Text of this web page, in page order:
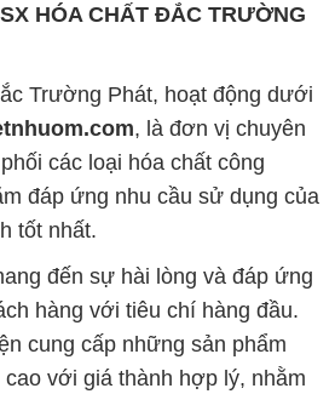
các loại hóa chất công
đáp ứng nhu cầu sử dụng của
tốt nhất.
đến sự hài lòng và đáp ứng
hàng với tiêu chí hàng đầu.
cung cấp những sản phẩm
với giá thành hợp lý, nhằm
của khách hàng.
nguyên tắc quan trọng
của chúng tôi. Chúng tôi
sản phẩm mà chúng tôi cung